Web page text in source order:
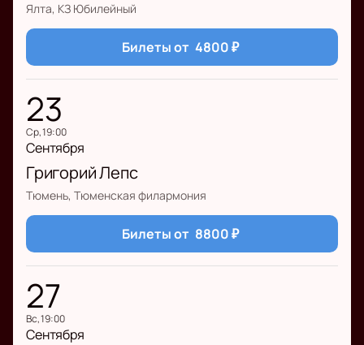
Ялта, КЗ Юбилейный
Билеты от 4800₽
23
ср, 19:00
Сентября
Григорий Лепс
Тюмень, Тюменская филармония
Билеты от 8800₽
27
вс, 19:00
Сентября